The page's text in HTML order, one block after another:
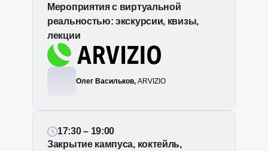
Мероприятия с виртуальной
реальностью: экскурсии, квизы,
лекции
Олег Васильков, ARVIZIO
17:30 – 19:00
Закрытие кампуса, коктейль,